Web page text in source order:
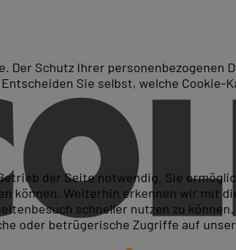
Server Kurse
Der Schutz Ihrer personenbezogenen
Sie selbst, welche
der Seite notwendig. Sie
können. Weiterhin erkennen wir mit
schneller nutzen zu
oder betrügerische Zugriffe auf